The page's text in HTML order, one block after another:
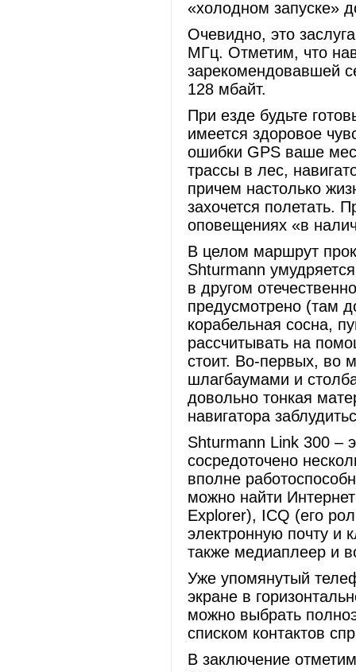
«холодном запуске»
Очевидно, это
МГц. Отметим, что
зарекомендовавшей
128 мбайт.
При езде будьте
имеется здоровое
ошибки GPS ваше
трассы в лес,
причем настолько
захочется полетать.
оповещениях «в
В целом маршрут
Shturmann
в другом
предусмотрено (там
корабельная сосна,
рассчитывать на
стоит. Во-первых, во
шлагбаумами и
довольно тонкая
навигатора
Shturmann Link 300 –
сосредоточено
вполне
можно найти
Explorer), ICQ (его
электронную почту и
также медиаплеер и
Уже упомянутый
экране в
можно выбрать
списком контактов
В заключение